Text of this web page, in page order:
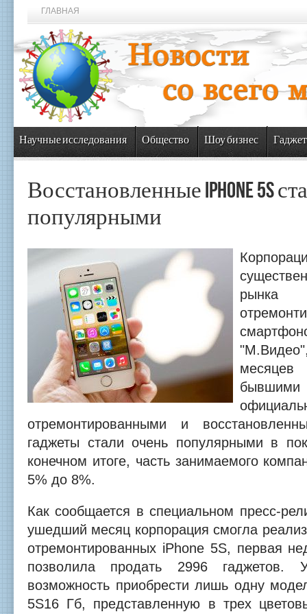
ГЛАВНАЯ
Научные исследования Общество Шоу бизнес
Восстановленные iPhone 5S
популярными
бывшими
отремонтированными и
гаджеты стали очень популярными в
конечном итоге, часть занимаемого
5% до 8%.
Как сообщается в специальном пресс-
ушедший месяц корпорация смогла
отремонтированных iPhone 5S, первая
позволила продать 2996 гаджетов.
возможность приобрести лишь одну
5S16 Гб, представленную в трех